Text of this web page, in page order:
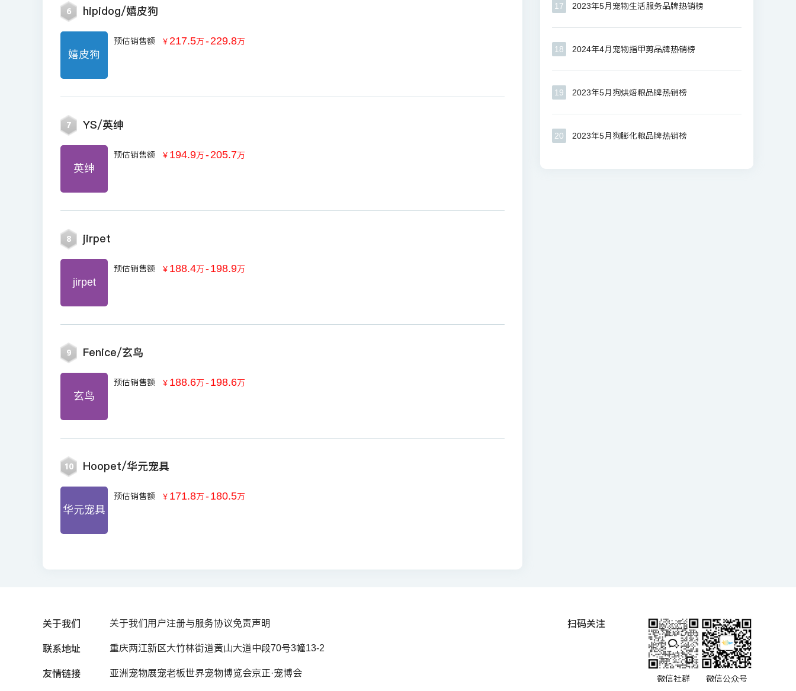
6 hipidog/嬉皮狗
嬉皮狗
预估销售额 ￥ 217.5万-229.8万
7 YS/英绅
英绅
预估销售额 ￥ 194.9万-205.7万
8 jirpet
jirpet
预估销售额 ￥ 188.4万-198.9万
9 Fenice/玄鸟
玄鸟
预估销售额 ￥ 188.6万-198.6万
10 Hoopet/华元宠具
华元宠具
预估销售额 ￥ 171.8万-180.5万
17 2023年5月宠物生活服务品牌热销榜
18 2024年4月宠物指甲剪品牌热销榜
19 2023年5月狗烘焙粮品牌热销榜
20 2023年5月狗膨化粮品牌热销榜
关于我们 关于我们用户注册与服务协议免责声明
联系地址 重庆两江新区大竹林街道黄山大道中段70号3幢13-2
友情链接 亚洲宠物展宠老板世界宠物博览会京正·宠博会
扫码关注
微信社群 微信公众号